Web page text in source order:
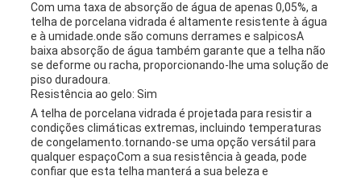
Com uma taxa de absorção de água de apenas 0,05%, a
telha de porcelana vidrada é altamente resistente à água
e à umidade.onde são comuns derrames e salpicosA
baixa absorção de água também garante que a telha não
se deforme ou racha, proporcionando-lhe uma solução de
piso duradoura.
Resistência ao gelo: Sim
A telha de porcelana vidrada é projetada para resistir a
condições climáticas extremas, incluindo temperaturas
de congelamento.tornando-se uma opção versátil para
qualquer espaçoCom a sua resistência à geada, pode
confiar que esta telha manterá a sua beleza e